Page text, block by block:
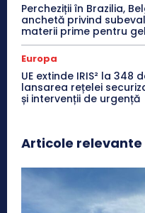
Percheziții în Brazilia,
anchetă privind
materii prime pentru
Europa
UE extinde IRIS² la
lansarea rețelei
și intervenții de urgență
Articole relevante